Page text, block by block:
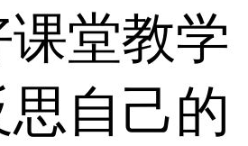
堂教学
思自己的